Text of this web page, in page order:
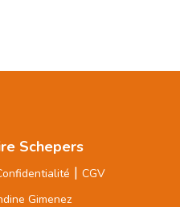
Schepers
| CGV
Gimenez